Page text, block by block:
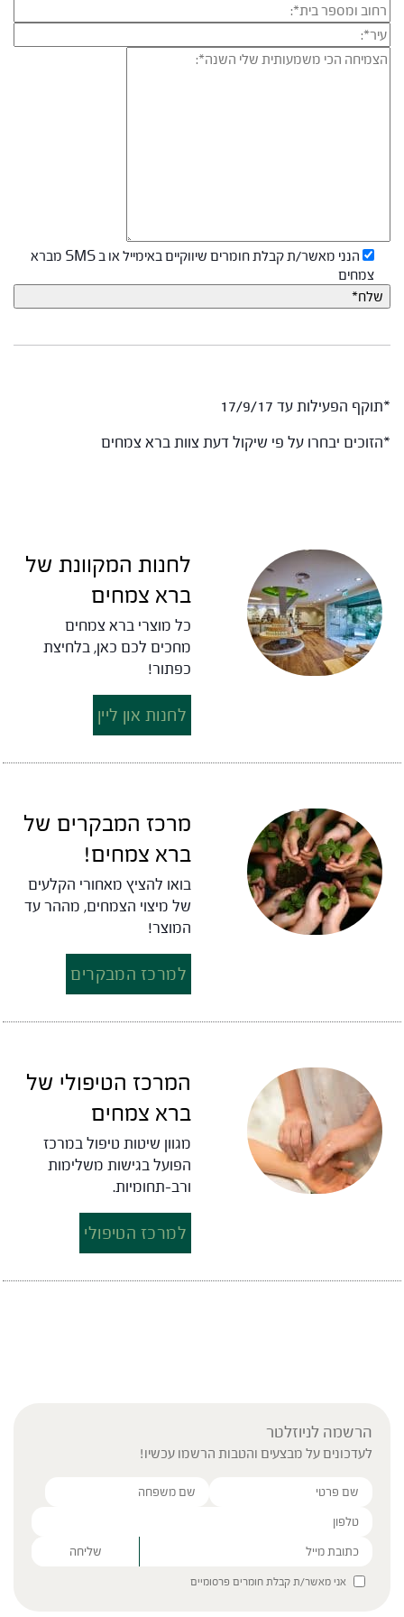
הנני מאשר/ת קבלת חומרים שיווקיים באימייל או ב SMS מברא
צמחים
*תוקף הפעילות עד 17/9/17
*הזוכים יבחרו על פי שיקול דעת צוות ברא צמחים
לחנות המקוונת של
ברא צמחים
כל מוצרי ברא צמחים
מחכים לכם כאן, בלחיצת
כפתור!
לחנות און ליין
מרכז המבקרים של
ברא צמחים!
בואו להציץ מאחורי הקלעים
של מיצוי הצמחים, מההר עד
המוצר!
למרכז המבקרים
המרכז הטיפולי של
ברא צמחים
מגוון שיטות טיפול במרכז
הפועל בגישות משלימות
ורב-תחומיות.
למרכז הטיפולי
הרשמה לניוזלטר
לעדכונים על מבצעים והטבות הרשמו עכשיו!
Please leave this field empty.
אני מאשר/ת קבלת חומרים פרסומיים